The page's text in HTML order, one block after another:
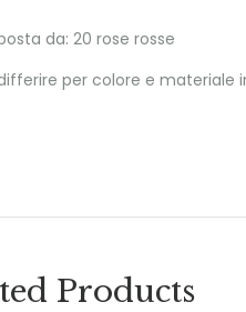
da: 20 rose rosse
per colore e materiale
Products